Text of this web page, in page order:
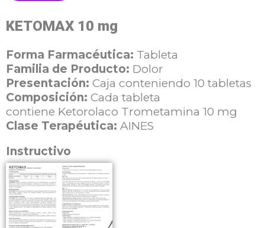
KETOMAX 10 mg
Forma Farmacéutica: Tableta
Familia de Producto: Dolor
Presentación: Caja conteniendo 10 tabletas
Composición: Cada tableta
contiene Ketorolaco Trometamina 10 mg
Clase Terapéutica: AINES
Instructivo